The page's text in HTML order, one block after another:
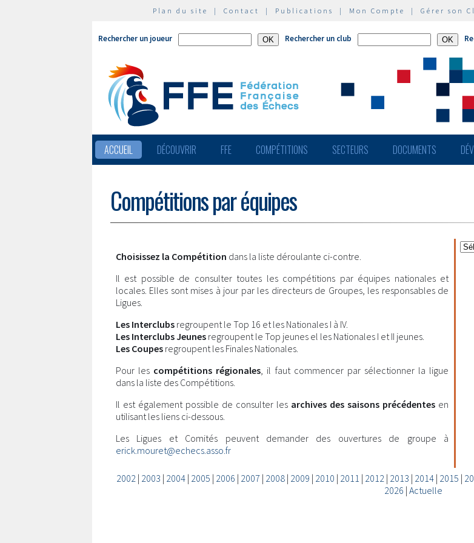
Plan du site | Contact | Publications | Mon Compte | Gérer son
Rechercher un joueur Rechercher un club
ACCUEIL DÉCOUVRIR FFE COMPÉTITIONS SECTEURS DOCUMENTS
Compétitions par équipes
Choisissez la Compétition dans la liste déroulante ci-contre.
Il est possible de consulter toutes les compétitions par équipes nationales et
locales. Elles sont mises à jour par les directeurs de Groupes, les responsables de
Ligues.
Les Interclubs regroupent le Top 16 et les Nationales I à IV.
Les Interclubs Jeunes regroupent le Top jeunes el les Nationales I et II jeunes.
Les Coupes regroupent les Finales Nationales.
Pour les compétitions régionales, il faut commencer par sélectionner la ligue
dans la liste des Compétitions.
Il est également possible de consulter les archives des saisons précédentes en
utilisant les liens ci-dessous.
Les Ligues et Comités peuvent demander des ouvertures de groupe à
erick.mouret@echecs.asso.fr
2002| 2003 | 2004| 2005 | 2006 | 2007 | 2008| 2009 | 2010 | 2011 | 2012| 2013 | 2014| 2015 |
2026 | Actuelle